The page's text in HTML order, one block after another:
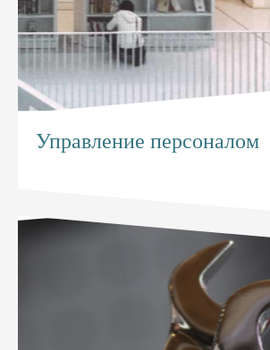
Управление персоналом
Управление персоналом
Цифровое управление персоналом
рабочую силу и повышает
RFID общее решение является